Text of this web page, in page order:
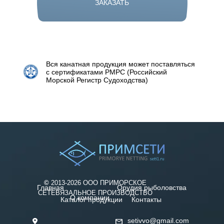
ЗАКАЗАТЬ
Вся канатная продукция может поставляться
с сертификатами РМРС (Российский
Морской Регистр Судоходства)
Орудия рыболовства
Каталог продукции
Контакты
Главная
О компании
setivvo@gmail.com
© 2013-2026 ООО ПРИМОРСКОЕ
СЕТЕВЯЗАЛЬНОЕ ПРОИЗВОДСТВО